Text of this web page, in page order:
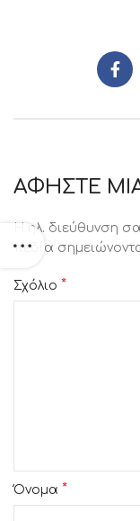
ΑΦΉΣΤΕ
Η ηλ. διεύθυνση
πεδία
Σχόλιο *
Όνομα *